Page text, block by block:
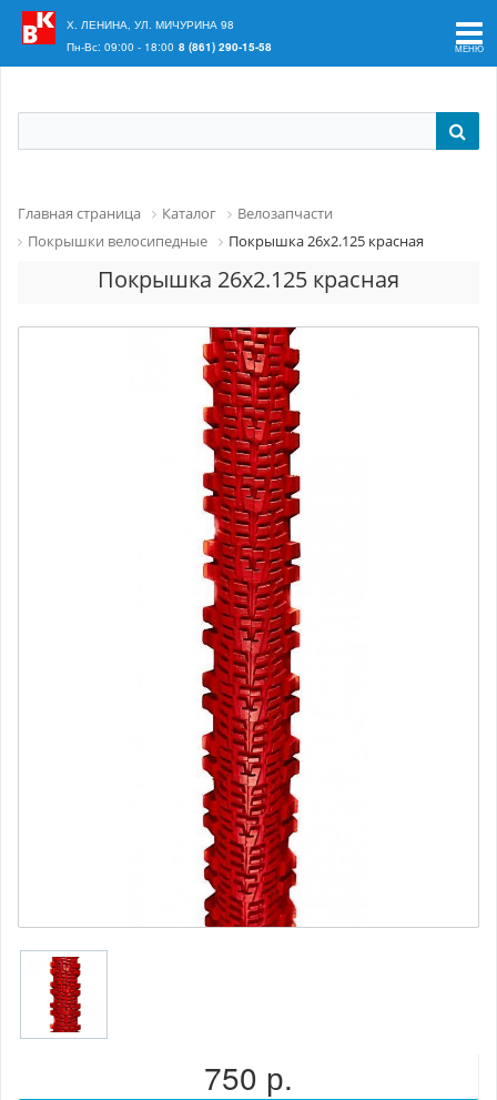
Ваш регион:
Х. ЛЕНИНА, УЛ. МИЧУРИНА 98
Пн-Вс: 09:00 - 18:00 8 (861) 290-15-58
Главная страница Каталог
Велозапчасти
Покрышки велосипедные
Покрышка 26х2.125 красная
Покрышка 26х2.125 красная
750 р.